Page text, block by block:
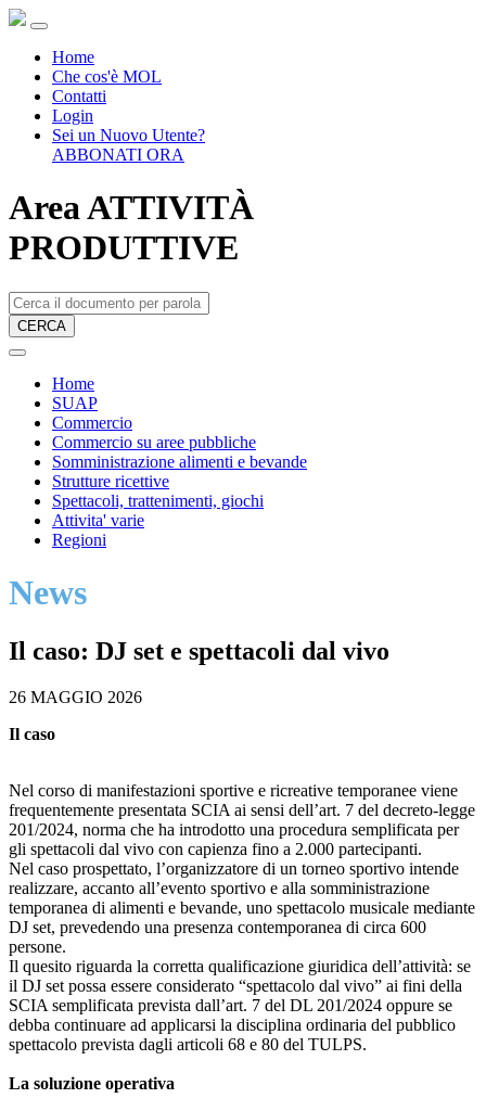
Home
Che cos'è MOL
Contatti
Login
Sei un Nuovo Utente?
ABBONATI ORA
Area ATTIVITÀ
PRODUTTIVE
CERCA
Home
SUAP
Commercio
Commercio su aree pubbliche
Somministrazione alimenti e bevande
Strutture ricettive
Spettacoli, trattenimenti, giochi
Attivita' varie
Regioni
News
Il caso: DJ set e spettacoli dal vivo
26 MAGGIO 2026
Il caso
Nel corso di manifestazioni sportive e ricreative temporanee viene
frequentemente presentata SCIA ai sensi dell’art. 7 del decreto-legge
201/2024, norma che ha introdotto una procedura semplificata per
gli spettacoli dal vivo con capienza fino a 2.000 partecipanti.
Nel caso prospettato, l’organizzatore di un torneo sportivo intende
realizzare, accanto all’evento sportivo e alla somministrazione
temporanea di alimenti e bevande, uno spettacolo musicale mediante
DJ set, prevedendo una presenza contemporanea di circa 600
persone.
Il quesito riguarda la corretta qualificazione giuridica dell’attività: se
il DJ set possa essere considerato “spettacolo dal vivo” ai fini della
SCIA semplificata prevista dall’art. 7 del DL 201/2024 oppure se
debba continuare ad applicarsi la disciplina ordinaria del pubblico
spettacolo prevista dagli articoli 68 e 80 del TULPS.
La soluzione operativa